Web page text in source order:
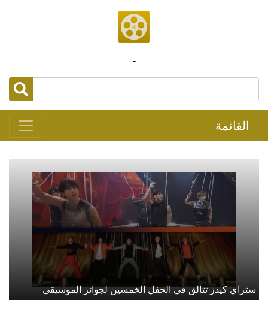
-
القائمة
ستراي كيدز تتألق في الحفل الخمسين لجوائز الموسيقى